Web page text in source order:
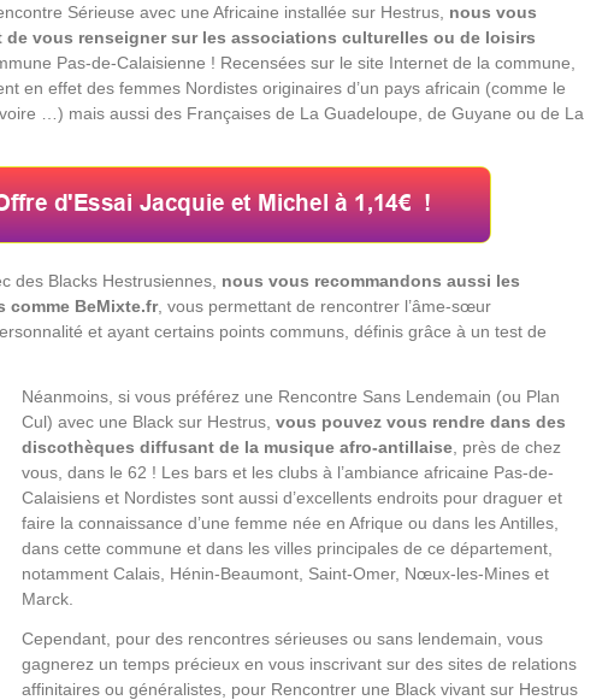
Sérieuse avec une Africaine installée sur Hestrus, nous vous
de vous renseigner sur les associations culturelles ou de loisirs
Pas-de-Calaisienne ! Recensées sur le site Internet de la commune,
en effet des femmes Nordistes originaires d’un pays africain (comme le
…) mais aussi des Françaises de La Guadeloupe, de Guyane ou de La
des Blacks Hestrusiennes, nous vous recommandons aussi les
comme BeMixte.fr, vous permettant de rencontrer l’âme-sœur
et ayant certains points communs, définis grâce à un test de
Néanmoins, si vous préférez une Rencontre Sans Lendemain (ou Plan
Cul) avec une Black sur Hestrus, vous pouvez vous rendre dans des
discothèques diffusant de la musique afro-antillaise , près de chez
vous, dans le 62 ! Les bars et les clubs à l’ambiance africaine Pas-de-
Calaisiens et Nordistes sont aussi d’excellents endroits pour draguer et
faire la connaissance d’une femme née en Afrique ou dans les Antilles,
dans cette commune et dans les villes principales de ce département,
notamment Calais, Hénin-Beaumont, Saint-Omer, Nœux-les-Mines et
Marck.
Cependant, pour des rencontres sérieuses ou sans lendemain, vous
gagnerez un temps précieux en vous inscrivant sur des sites de relations
affinitaires ou généralistes, pour Rencontrer une Black vivant sur Hestrus